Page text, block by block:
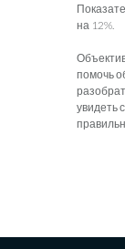
на 12%.
помочь
увидеть